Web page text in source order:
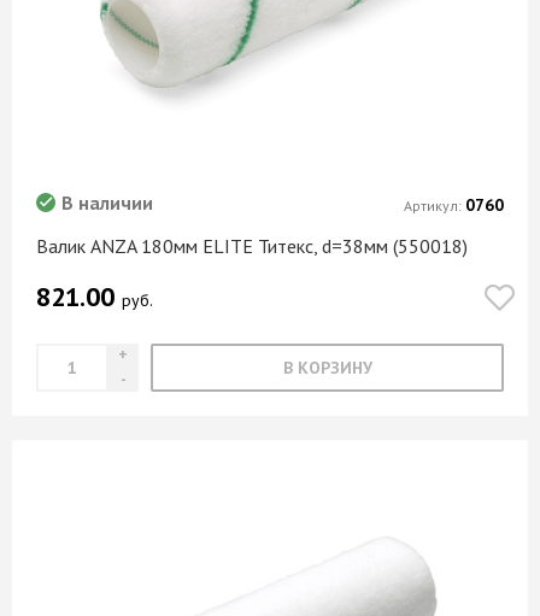
Валик ANZA 180мм ELITE Титекс, d=38мм (550018)
В наличии
821.00 руб.
В КОРЗИНУ
Артикул: 0760